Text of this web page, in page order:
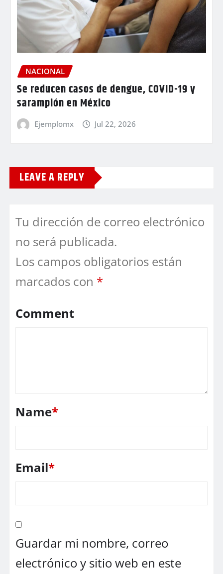
NACIONAL
Se reducen casos de dengue, COVID-19 y
sarampión en México
Ejemplomx Jul 22, 2026
LEAVE A REPLY
Tu dirección de correo electrónico
no será publicada.
Los campos obligatorios están
marcados con *
Comment
Name*
Email*
Guardar mi nombre, correo
electrónico y sitio web en este